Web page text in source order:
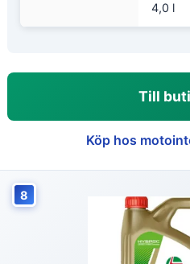
4,0 l
Till
Köp hos
8